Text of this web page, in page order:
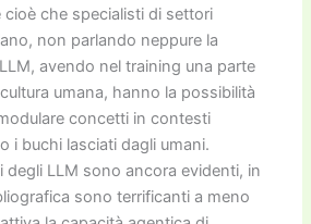
che specialisti di settori
non parlando neppure la
avendo nel training una parte
umana, hanno la possibilità
concetti in contesti
i buchi lasciati dagli umani.
degli LLM sono ancora evidenti, in
sono terrificanti a meno